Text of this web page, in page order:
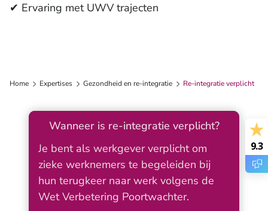
✔ Ervaring met UWV trajecten
Home Expertises Gezondheid en re-integratie Re-integratie verplicht
Wanneer is re-integratie verplicht?
Je bent als werkgever verplicht om
zieke werknemers te begeleiden bij
hun terugkeer naar werk volgens de
Wet Verbetering Poortwachter.
9.3